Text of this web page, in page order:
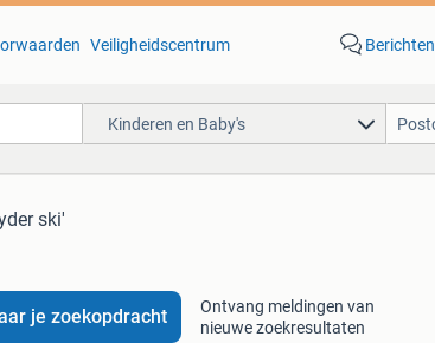
Veiligheidscentrum Berichten
Kinderen en Baby's
ski'
je zoekopdracht
Ontvang meldingen van
nieuwe zoekresultaten